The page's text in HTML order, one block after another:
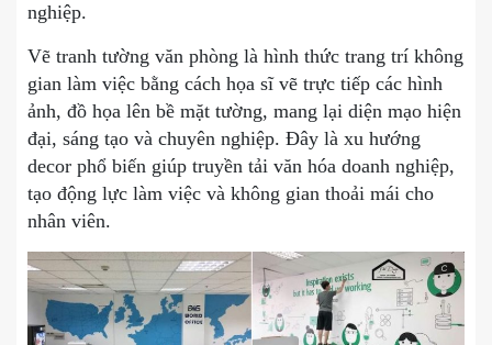
nghiệp.
Vẽ tranh tường văn phòng là hình thức trang trí không
gian làm việc bằng cách họa sĩ vẽ trực tiếp các hình
ảnh, đồ họa lên bề mặt tường, mang lại diện mạo hiện
đại, sáng tạo và chuyên nghiệp. Đây là xu hướng
decor phổ biến giúp truyền tải văn hóa doanh nghiệp,
tạo động lực làm việc và không gian thoải mái cho
nhân viên.